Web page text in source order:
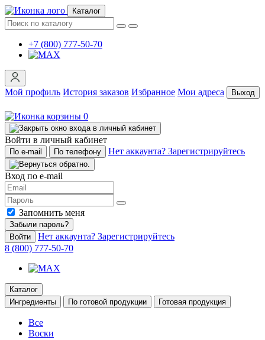
Каталог
+7 (800) 777-50-70
Мой профиль История заказов Избранное Мои адреса Выход
0
Войти в личный кабинет
По e-mail По телефону Нет аккаунта? Зарегистрируйтесь
Вход по e-mail
Запомнить меня
Забыли пароль?
Войти
Нет аккаунта? Зарегистрируйтесь
8 (800) 777-50-70
Каталог
Ингредиенты
По готовой продукции Готовая продукция
Все
Воски